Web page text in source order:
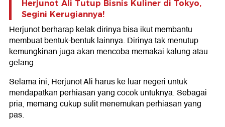
Herjunot Ali Tutup Bisnis Kuliner di Tokyo,
Segini Kerugiannya!
Herjunot berharap kelak dirinya bisa ikut membantu
membuat bentuk-bentuk lainnya. Dirinya tak menutup
kemungkinan juga akan mencoba memakai kalung atau
gelang.
Selama ini, Herjunot Ali harus ke luar negeri untuk
mendapatkan perhiasan yang cocok untuknya. Sebagai
pria, memang cukup sulit menemukan perhiasan yang
pas.